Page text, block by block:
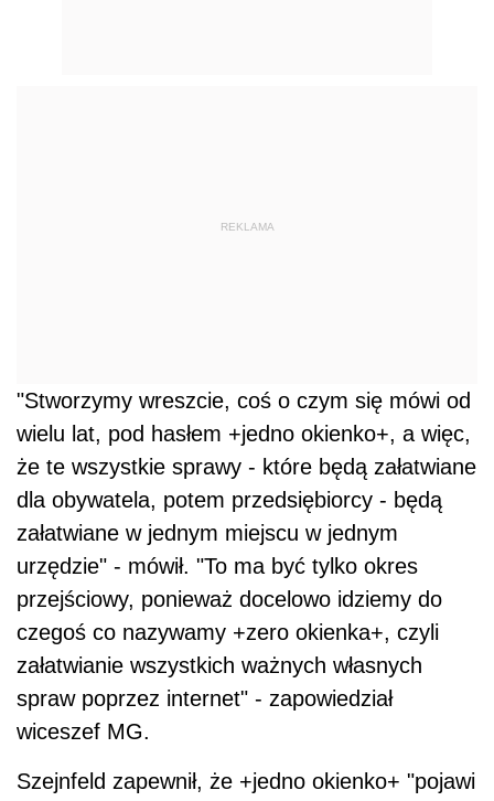
REKLAMA
"Stworzymy wreszcie, coś o czym się mówi od
wielu lat, pod hasłem +jedno okienko+, a więc,
że te wszystkie sprawy - które będą załatwiane
dla obywatela, potem przedsiębiorcy - będą
załatwiane w jednym miejscu w jednym
urzędzie" - mówił. "To ma być tylko okres
przejściowy, ponieważ docelowo idziemy do
czegoś co nazywamy +zero okienka+, czyli
załatwianie wszystkich ważnych własnych
spraw poprzez internet" - zapowiedział
wiceszef MG.
Szejnfeld zapewnił, że +jedno okienko+ "pojawi